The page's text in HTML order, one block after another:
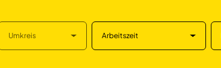
Umkreis Arbeitszeit